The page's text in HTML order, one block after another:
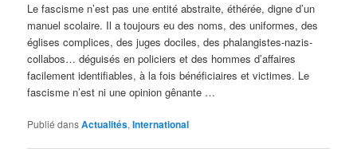
Le fascisme n’est pas une entité abstraite, éthérée, digne d’un
manuel scolaire. Il a toujours eu des noms, des uniformes, des
églises complices, des juges dociles, des phalangistes-nazis-
collabos… déguisés en policiers et des hommes d’affaires
facilement identifiables, à la fois bénéficiaires et victimes. Le
fascisme n’est ni une opinion gênante …
Publié dansActualités,International